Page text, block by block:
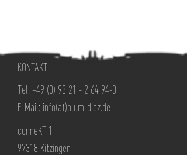
conneKT 1
97318 Kitzingen
KONTAKT
Tel: +49 (0) 93 21 - 2 64 94-0
E-Mail: info(at)blum-diez.de